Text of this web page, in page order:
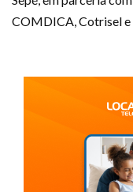
COMDICA, Cotrisel e